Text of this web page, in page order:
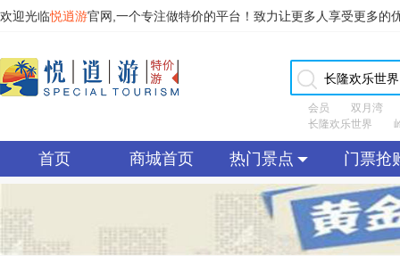
欢迎光临悦逍游官网,一个专注做特价的平台！致力让更多人享受更多的
会员
双月湾
长隆欢乐世界
首页 商城首页 热门景点 门票抢